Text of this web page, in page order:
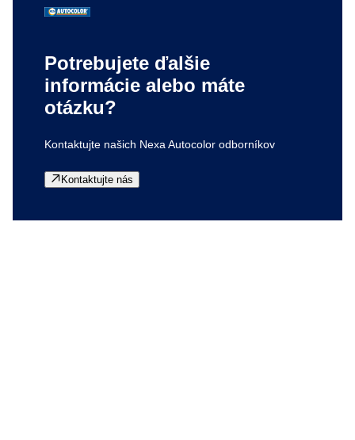
Potrebujete ďalšie
informácie alebo máte
otázku?
Kontaktujte našich Nexa Autocolor odborníkov
Kontaktujte nás